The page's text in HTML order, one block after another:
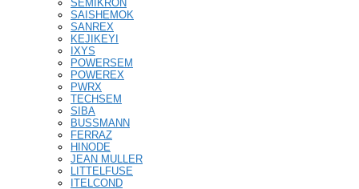
SEMIKRON
SAISHEMOK
SANREX
KEJIKEYI
IXYS
POWERSEM
POWEREX
PWRX
TECHSEM
SIBA
BUSSMANN
FERRAZ
HINODE
JEAN MULLER
LITTELFUSE
ITELCOND